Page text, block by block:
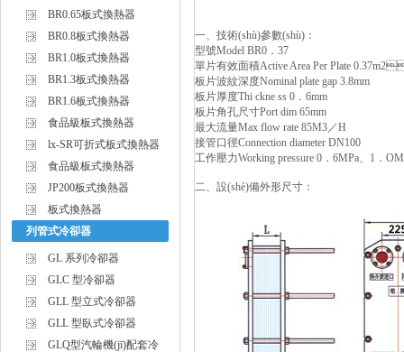
BR0.65板式換熱器
BR0.8板式換熱器
BR1.0板式換熱器
BR1.3板式換熱器
BR1.6板式換熱器
食品級板式換熱器
lx-SR可折式板式換熱器
食品級板式換熱器
JP200板式換熱器
板式換熱器
列管式冷卻器
GL 系列冷卻器
GLC 型冷卻器
GLL 型立式冷卻器
GLL 型臥式冷卻器
GLQ型汽輪機(jī)配套冷
一、技術(shù)參數(shù)：
型號Model BR0．37
單片有效面積Active Area Per Plate
板片波紋深度Nominal plate gap 3.8mm
板片厚度Thi ckne ss 0．6mm
板片角孔尺寸Port dim 65mm
最大流量Max flow rate 85M3／H
接管口徑Connection diameter DN100
工作壓力Working pressure 0．6MPa、1
二、設(shè)備外形尺寸：